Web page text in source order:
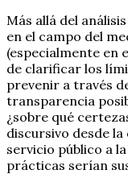
Más allá del
en el campo del
(especialmente en
de clarificar los
prevenir a través
transparencia
¿sobre qué
discursivo desde
servicio público a
prácticas serían